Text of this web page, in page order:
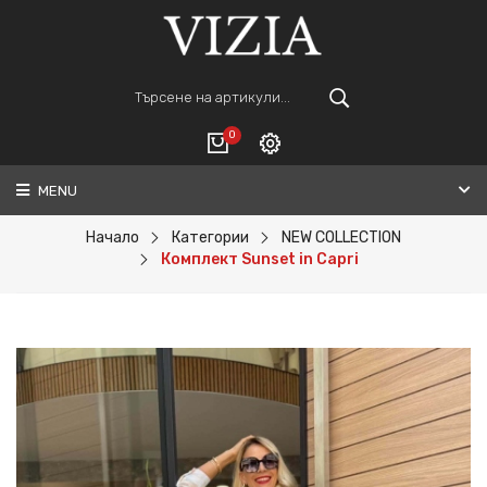
0
ВАШАТА КОЛИЧКА Е ПРАЗНА.
ПОРЪЧАЙ
Регистрация
MENU
Начало Категории
NEW COLLECTION
Комплект Sunset in Capri